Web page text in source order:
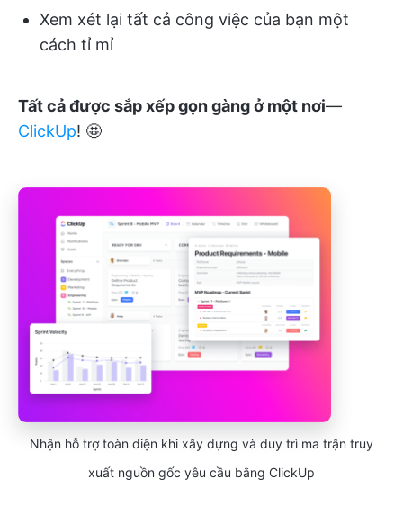
Xem xét lại tất cả công việc của bạn một
cách tỉ mỉ
Tất cả được sắp xếp gọn gàng ở một nơi—
ClickUp! 🤩
Nhận hỗ trợ toàn diện khi xây dựng và duy trì ma trận truy
xuất nguồn gốc yêu cầu bằng ClickUp